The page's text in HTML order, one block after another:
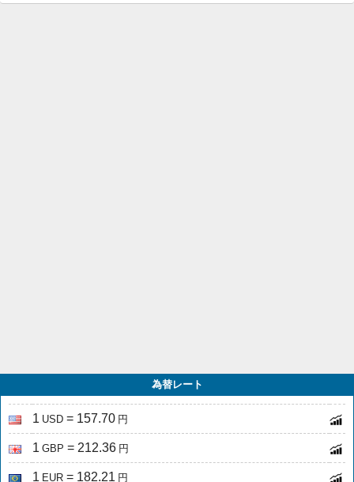
為替レート
1 USD = 157.70 円
1 GBP = 212.36 円
1 EUR = 182.21 円